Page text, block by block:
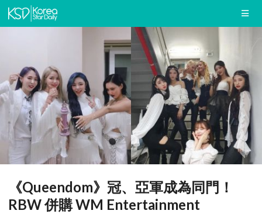
《Queendom》冠、亞軍成為同門！
RBW 併購 WM Entertainment